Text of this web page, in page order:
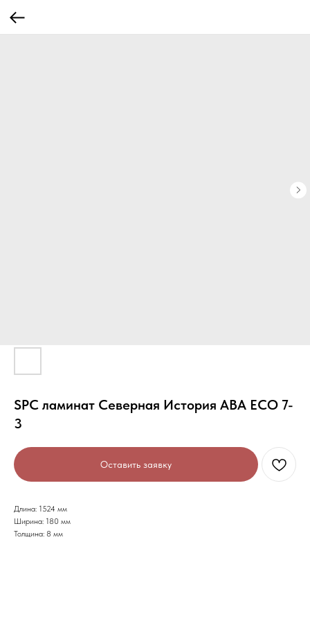
SPC ламинат Северная История ABA ECO 7-
3
Оставить заявку
Длина: 1524 мм
Ширина: 180 мм
Толщина: 8 мм